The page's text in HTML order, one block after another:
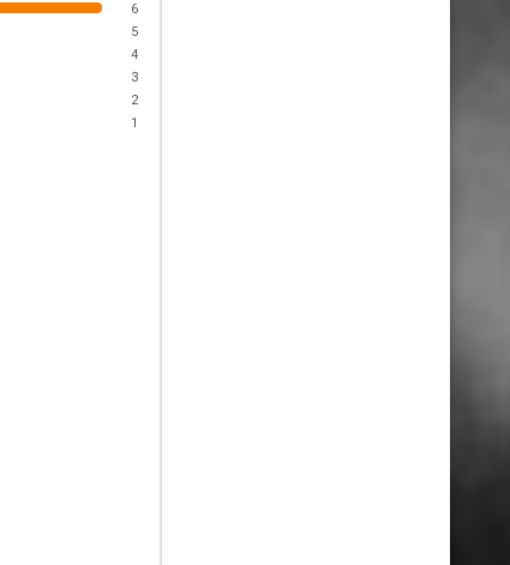
6
5
4
3
2
1